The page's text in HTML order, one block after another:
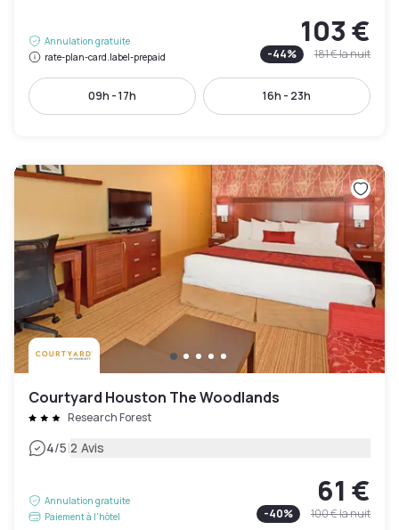
Annulation gratuite
rate-plan-card.label-prepaid
103 €
-44% 181 €la nuit
09h - 17h 16h - 23h
Courtyard Houston The Woodlands
Research Forest
4/5|2 Avis
Annulation gratuite
Paiement à l'hôtel
61 €
-40% 100 €la nuit